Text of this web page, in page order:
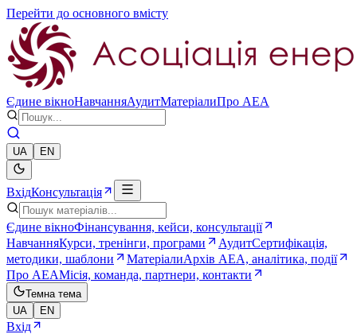
Перейти до основного вмісту
Єдине вікноНавчанняАудитМатеріалиПро AEA
UA EN
ВхідКонсультація
Єдине вікноФінансування, кейси, консультації
НавчанняКурси, тренінги, програми АудитСертифікація,
методики, шаблони
МатеріалиАрхів AEA, аналітика, події
Про AEAМісія, команда, партнери, контакти
Темна тема
UA
EN
Вхід